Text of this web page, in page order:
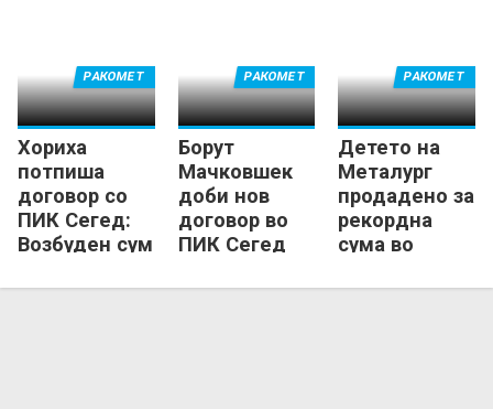
Хориха
потпиша
договор со
ПИК Сегед:
Возбуден сум
РАКОМЕТ
Борут
Мачковшек
доби нов
договор во
ПИК Сегед
РАКОМЕТ
Детето на
Металург
продадено за
рекордна
сума во
РАКОМЕТ